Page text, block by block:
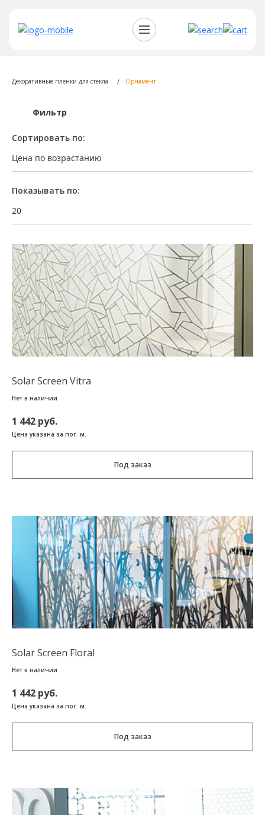
Декоративные пленки для стекла Орнамент
Фильтр
Сортировать по:
Цена по возрастанию
Показывать по:
20
Solar Screen Vitra
Нет в наличии
1 442 руб.
Цена указана за пог. м.
Под заказ
Solar Screen Floral
Нет в наличии
1 442 руб.
Цена указана за пог. м.
Под заказ